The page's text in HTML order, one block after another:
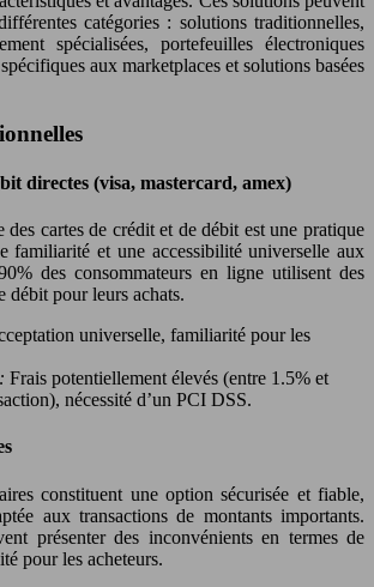
catégories : solutions traditionnelles,
spécialisées, portefeuilles électroniques
aux marketplaces et solutions basées
directes (visa, mastercard, amex)
des cartes de crédit et de débit est une pratique
familiarité et une accessibilité universelle aux
des consommateurs en ligne utilisent des
débit pour leurs achats.
universelle, familiarité pour les
Frais potentiellement élevés (entre 1.5% et
nécessité d’un PCI DSS.
constituent une option sécurisée et fiable,
aux transactions de montants importants.
présenter des inconvénients en termes de
pour les acheteurs.